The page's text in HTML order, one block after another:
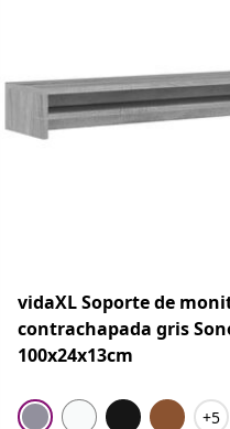
vidaXL Soporte de
contrachapada gris
100x24x13cm
+5